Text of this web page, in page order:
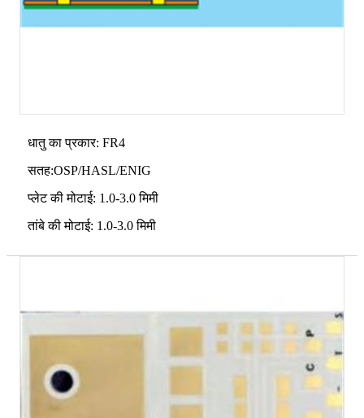
धातु का प्रकार: FR4
सतह:OSP/HASL/ENIG
प्लेट की मोटाई: 1.0-3.0 मिमी
तांबे की मोटाई: 1.0-3.0 मिमी